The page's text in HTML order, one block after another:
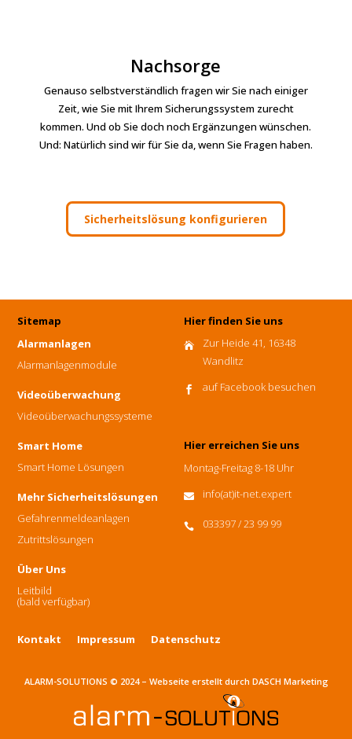
Nachsorge
Genauso selbstverständlich fragen wir Sie nach einiger
Zeit, wie Sie mit Ihrem Sicherungssystem zurecht
kommen. Und ob Sie doch noch Ergänzungen wünschen.
Und: Natürlich sind wir für Sie da, wenn Sie Fragen haben.
Sicherheitslösung konfigurieren
Sitemap
Alarmanlagen
Alarmanlagenmodule
Videoüberwachung
Videoüberwachungssysteme
Smart Home
Smart Home Lösungen
Mehr Sicherheitslösungen
Gefahrenmeldeanlagen
Zutrittslösungen
Über Uns
Leitbild
(bald verfügbar)
Hier finden Sie uns

Zur Heide 41, 16348
Wandlitz
 auf Facebook besuchen
Hier erreichen Sie uns
Montag-Freitag 8-18 Uhr
 info(at)it-net.expert
 033397 / 23 99 99
Kontakt Impressum Datenschutz
ALARM-SOLUTIONS © 2024 – Webseite erstellt durch DASCH Marketing